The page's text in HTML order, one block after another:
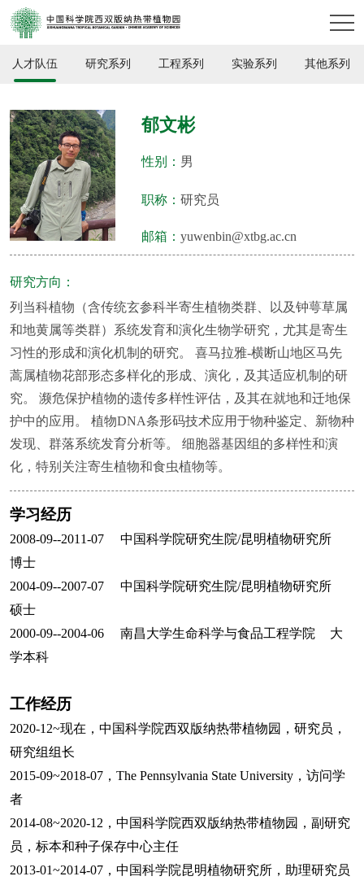
人才队伍 研究系列 工程系列 实验系列 其他系列
郁文彬
性别： 男
职称： 研究员
邮箱： yuwenbin@xtbg.ac.cn
研究方向：
列当科植物（含传统玄参科半寄生植物类群、以及钟萼草属
和地黄属等类群）系统发育和演化生物学研究，尤其是寄生
习性的形成和演化机制的研究。 喜马拉雅-横断山地区马先
蒿属植物花部形态多样化的形成、演化，及其适应机制的研
究。 濒危保护植物的遗传多样性评估，及其在就地和迁地保
护中的应用。 植物DNA条形码技术应用于物种鉴定、新物种
发现、群落系统发育分析等。 细胞器基因组的多样性和演
化，特别关注寄生植物和食虫植物等。
学习经历
2008-09--2011-07 中国科学院研究生院/昆明植物研究所
博士
2004-09--2007-07 中国科学院研究生院/昆明植物研究所
硕士
2000-09--2004-06 南昌大学生命科学与食品工程学院
大
学本科
工作经历
2020-12~现在，中国科学院西双版纳热带植物园，研究员，
研究组组长
2015-09~2018-07 ， The Pennsylvania State University ，访问学
者
2014-08~2020-12 ，中国科学院西双版纳热带植物园，副研究
员，标本和种子保存中心主任
2013-01~2014-07 ，中国科学院昆明植物研究所，助理研究员